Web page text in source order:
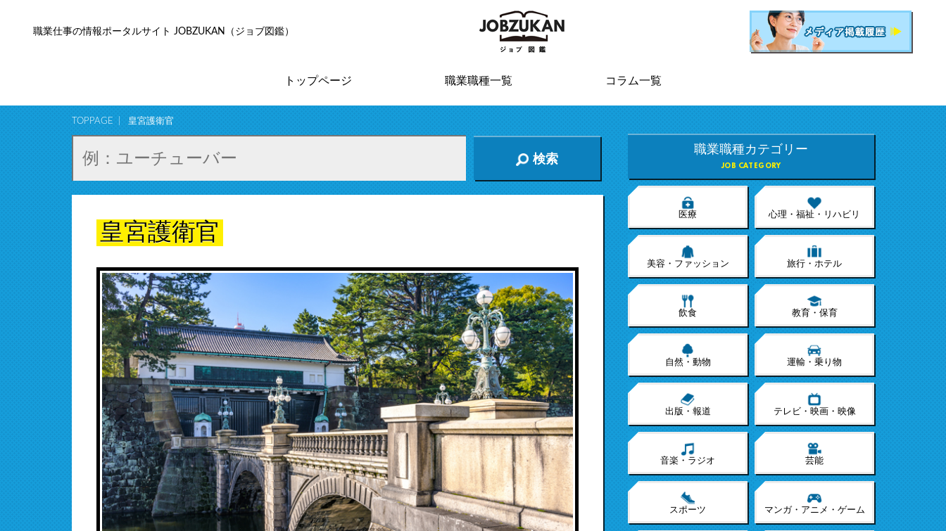
職業仕事の情報ポータルサイト JOBZUKAN（ジョブ図鑑）
トップページ 職業職種一覧 コラム一覧
TOPPAGE 皇宮護衛官
検索
皇宮護衛官
職業職種カテゴリー
JOB CATEGORY
医療 心理・福祉・リハビリ
美容・ファッション 旅行・ホテル
飲食 教育・保育
自然・動物 運輸・乗り物
出版・報道 テレビ・映画・映像
音楽・ラジオ 芸能
スポーツ マンガ・アニメ・ゲーム